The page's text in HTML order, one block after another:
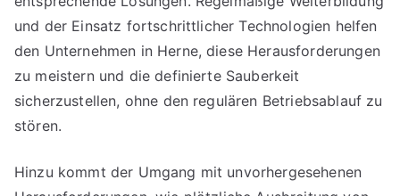
und der Einsatz fortschrittlicher Technologien helfen
den Unternehmen in Herne, diese Herausforderungen
zu meistern und die definierte Sauberkeit
sicherzustellen, ohne den regulären Betriebsablauf zu
stören.
Hinzu kommt der Umgang mit unvorhergesehenen